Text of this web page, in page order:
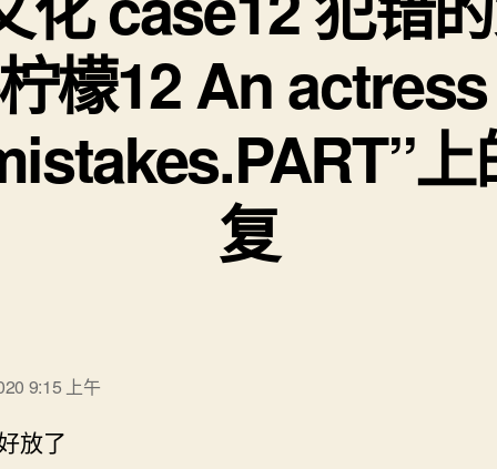
12 An
上
复
9:15 上午
放了